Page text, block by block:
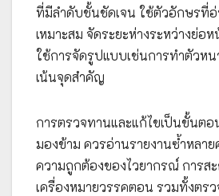
ที่มีลำดับชั้นชัดเจน ใช้ตัวอักษรที่
เหมาะสม จัดระยะห่างระหว่างย่อห
ใช้การจัดรูปแบบเช่นการทำตัวหน
เน้นจุดสำคัญ
การตรวจทานและแก้ไขเป็นขั้นต
มองข้าม ควรอ่านรายงานซ้ำหลา
ความถูกต้องของไวยากรณ์ การส
เครื่องหมายวรรคตอน รวมทั้งตร